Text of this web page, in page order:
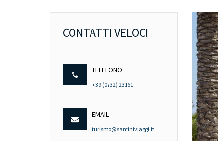
CONTATTI VELOCI
TELEFONO
+39 (0732) 23161
EMAIL
turismo@santiniviaggi.it